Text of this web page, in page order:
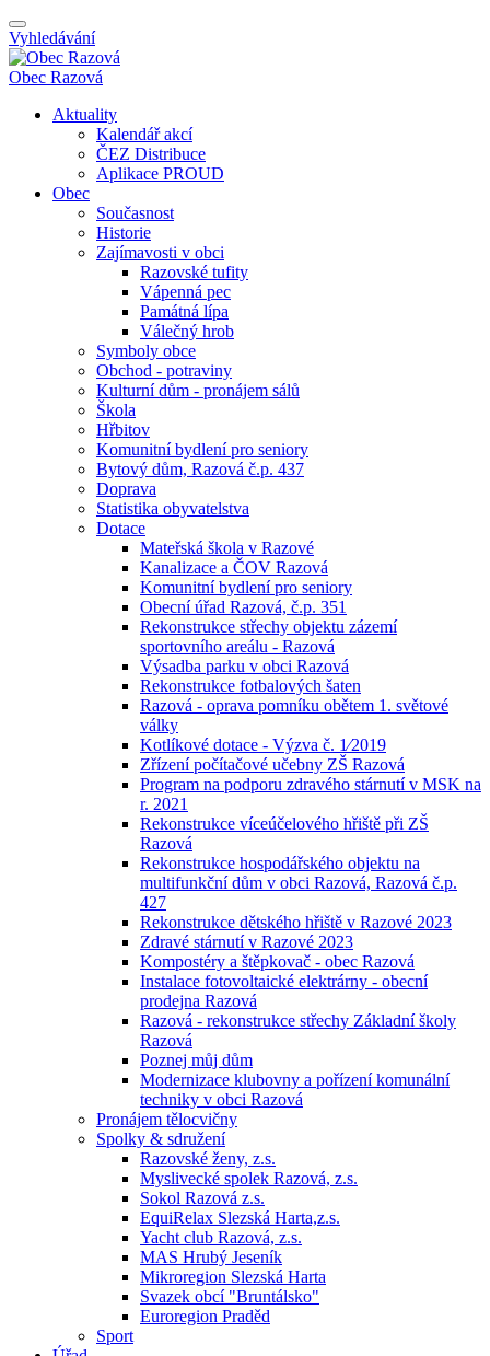
Vyhledávání
Obec Razová
Aktuality
Kalendář akcí
ČEZ Distribuce
Aplikace PROUD
Obec
Současnost
Historie
Zajímavosti v obci
Razovské tufity
Vápenná pec
Památná lípa
Válečný hrob
Symboly obce
Obchod - potraviny
Kulturní dům - pronájem sálů
Škola
Hřbitov
Komunitní bydlení pro seniory
Bytový dům, Razová č.p. 437
Doprava
Statistika obyvatelstva
Dotace
Mateřská škola v Razové
Kanalizace a ČOV Razová
Komunitní bydlení pro seniory
Obecní úřad Razová, č.p. 351
Rekonstrukce střechy objektu zázemí
sportovního areálu - Razová
Výsadba parku v obci Razová
Rekonstrukce fotbalových šaten
Razová - oprava pomníku obětem 1. světové
války
Kotlíkové dotace - Výzva č. 1⁄2019
Zřízení počítačové učebny ZŠ Razová
Program na podporu zdravého stárnutí v MSK na
r. 2021
Rekonstrukce víceúčelového hřiště při ZŠ
Razová
Rekonstrukce hospodářského objektu na
multifunkční dům v obci Razová, Razová č.p.
427
Rekonstrukce dětského hřiště v Razové 2023
Zdravé stárnutí v Razové 2023
Kompostéry a štěpkovač - obec Razová
Instalace fotovoltaické elektrárny - obecní
prodejna Razová
Razová - rekonstrukce střechy Základní školy
Razová
Poznej můj dům
Modernizace klubovny a pořízení komunální
techniky v obci Razová
Pronájem tělocvičny
Spolky & sdružení
Razovské ženy, z.s.
Myslivecké spolek Razová, z.s.
Sokol Razová z.s.
EquiRelax Slezská Harta,z.s.
Yacht club Razová, z.s.
MAS Hrubý Jeseník
Mikroregion Slezská Harta
Svazek obcí "Bruntálsko"
Euroregion Praděd
Sport